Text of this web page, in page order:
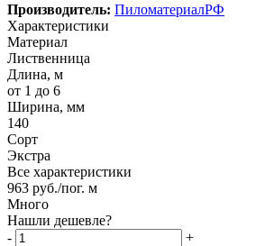
Производитель: ПиломатериалРФ
Характеристики
Материал
Лиственница
Длина, м
от 1 до 6
Ширина, мм
140
Сорт
Экстра
Все характеристики
963 руб./пог. м
Много
Нашли дешевле?
-
+